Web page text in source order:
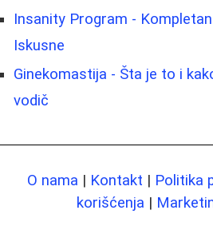
Insanity Program -
Iskusne
Ginekomastija - Šta je to i
vodič
O nama | Kontakt | Politika
korišćenja |